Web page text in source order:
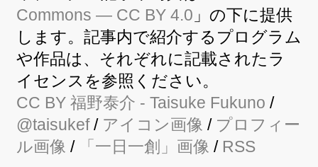
Commons — CC BY 4.0 」の下に提供
します。記事内で紹介するプログラム
や作品は、それぞれに記載されたラ
イセンスを参照ください。
CC BY 福野泰介 - Taisuke Fukuno /
@taisukef/ アイコン画像 / プロフィー
ル画像 / 「一日一創」画像 / RSS